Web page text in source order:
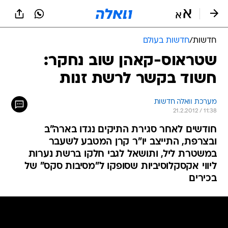
חדשות/חדשות בעולם
שטראוס-קאהן שוב נחקר:
חשוד בקשר לרשת זנות
מערכת וואלה חדשות
21.2.2012 / 11:38
חודשים לאחר סגירת התיקים נגדו בארה"ב
ובצרפת, התייצב יו"ר קרן המטבע לשעבר
במשטרת ליל, ותושאל לגבי חלקו ברשת נערות
ליווי אקסקלוסיביות שסופקו ל"מסיבות סקס" של
בכירים